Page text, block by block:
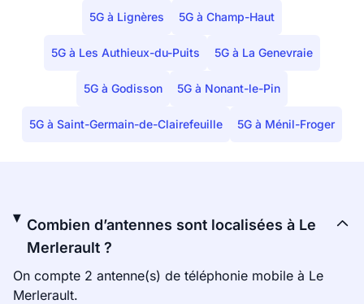
5G à Lignères 5G à Champ-Haut
5G à Les Authieux-du-Puits 5G à La Genevraie
5G à Godisson 5G à Nonant-le-Pin
5G à Saint-Germain-de-Clairefeuille 5G à Ménil-Froger
Combien d’antennes sont localisées à Le
Merlerault ?
On compte 2 antenne(s) de téléphonie mobile à Le
Merlerault.